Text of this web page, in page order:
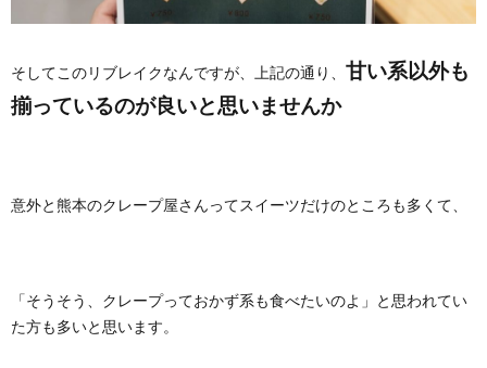
そしてこのリブレイクなんですが、上記の通り、 甘い系以外も
揃っているのが良いと思いませんか
意外と熊本のクレープ屋さんってスイーツだけのところも多くて、
「そうそう、クレープっておかず系も食べたいのよ」と思われてい
た方も多いと思います。